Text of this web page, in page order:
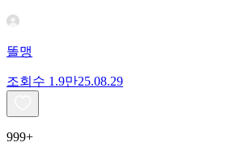
똘맹
조회수 1.9만25.08.29
999+